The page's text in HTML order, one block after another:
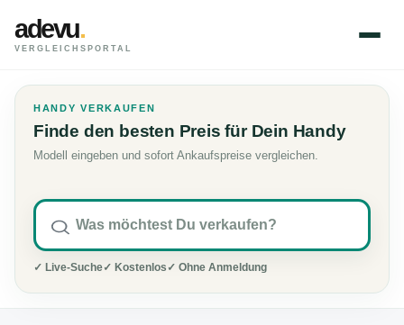
adevu.
VERGLEICHSPORTAL
HANDY VERKAUFEN
Finde den besten Preis für Dein Handy
Modell eingeben und sofort Ankaufspreise vergleichen.
✓ Live-Suche✓ Kostenlos ✓ Ohne Anmeldung